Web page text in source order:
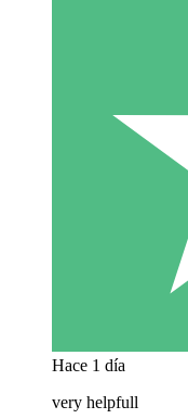
Hace 1 día
very helpfull